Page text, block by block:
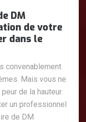
DM
de votre
dans le
convenablement
Mais vous ne
de la hauteur.
un professionnel
de DM